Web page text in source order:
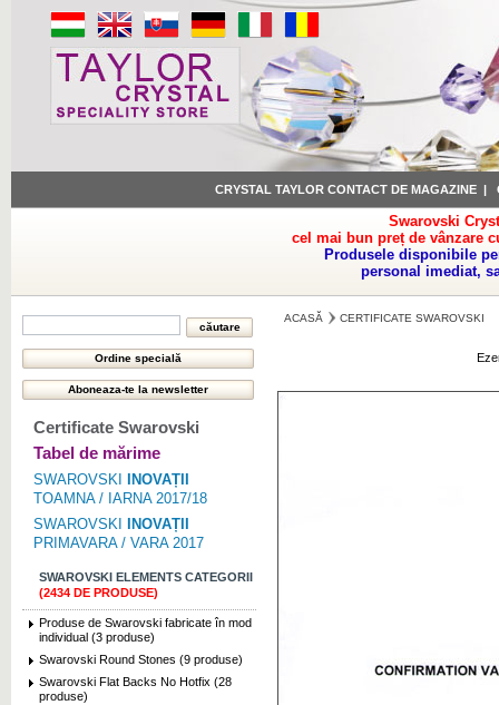
CRYSTAL TAYLOR CONTACT DE MAGAZINE |
Swarovski
cel mai bun preț de vânzare
Produsele disponibile
personal imediat,
Certificate Swarovski
Tabel de mărime
SWAROVSKI
INOVAȚII
TOAMNA / IARNA 2017/18
SWAROVSKI
INOVAȚII
PRIMAVARA / VARA 2017
SWAROVSKI ELEMENTS CATEGORII
(2434 DE PRODUSE)
Produse de Swarovski fabricate în mod
individual (3 produse)
Swarovski Round Stones (9 produse)
Swarovski Flat Backs No Hotfix (28
produse)
ACASĂ CERTIFICATE SWAROVSKI